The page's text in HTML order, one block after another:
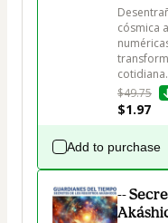
cósmica
cotidiana.
$49.75
$1.97
Add to purchase
--